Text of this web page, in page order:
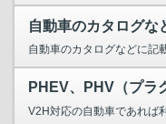
自動車のカタログなどに記
V2H対応の自動車であれば